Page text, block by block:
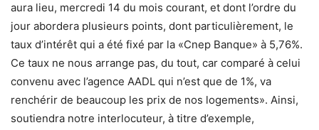
aura lieu, mercredi 14 du mois courant, et dont l’ordre du
jour abordera plusieurs points, dont particulièrement, le
taux d’intérêt qui a été fixé par la «Cnep Banque» à 5,76%.
Ce taux ne nous arrange pas, du tout, car comparé à celui
convenu avec l’agence AADL qui n’est que de 1%, va
renchérir de beaucoup les prix de nos logements». Ainsi,
soutiendra notre interlocuteur, à titre d’exemple,